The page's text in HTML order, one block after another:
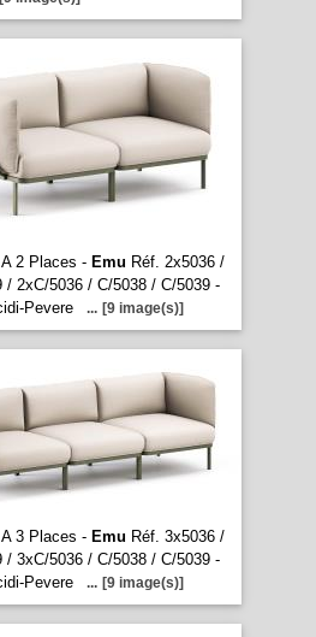
2 Places - Emu Réf. 2x5036 /
/ 2xC/5036 / C/5038 / C/5039 -
Pevere
... [9 image(s)]
3 Places - Emu Réf. 3x5036 /
/ 3xC/5036 / C/5038 / C/5039 -
Pevere
... [9 image(s)]